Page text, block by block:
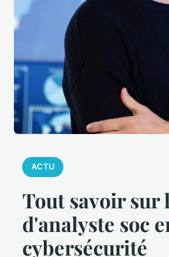
ACTU
Tout savoir sur
d'analyste soc
cybersécurité